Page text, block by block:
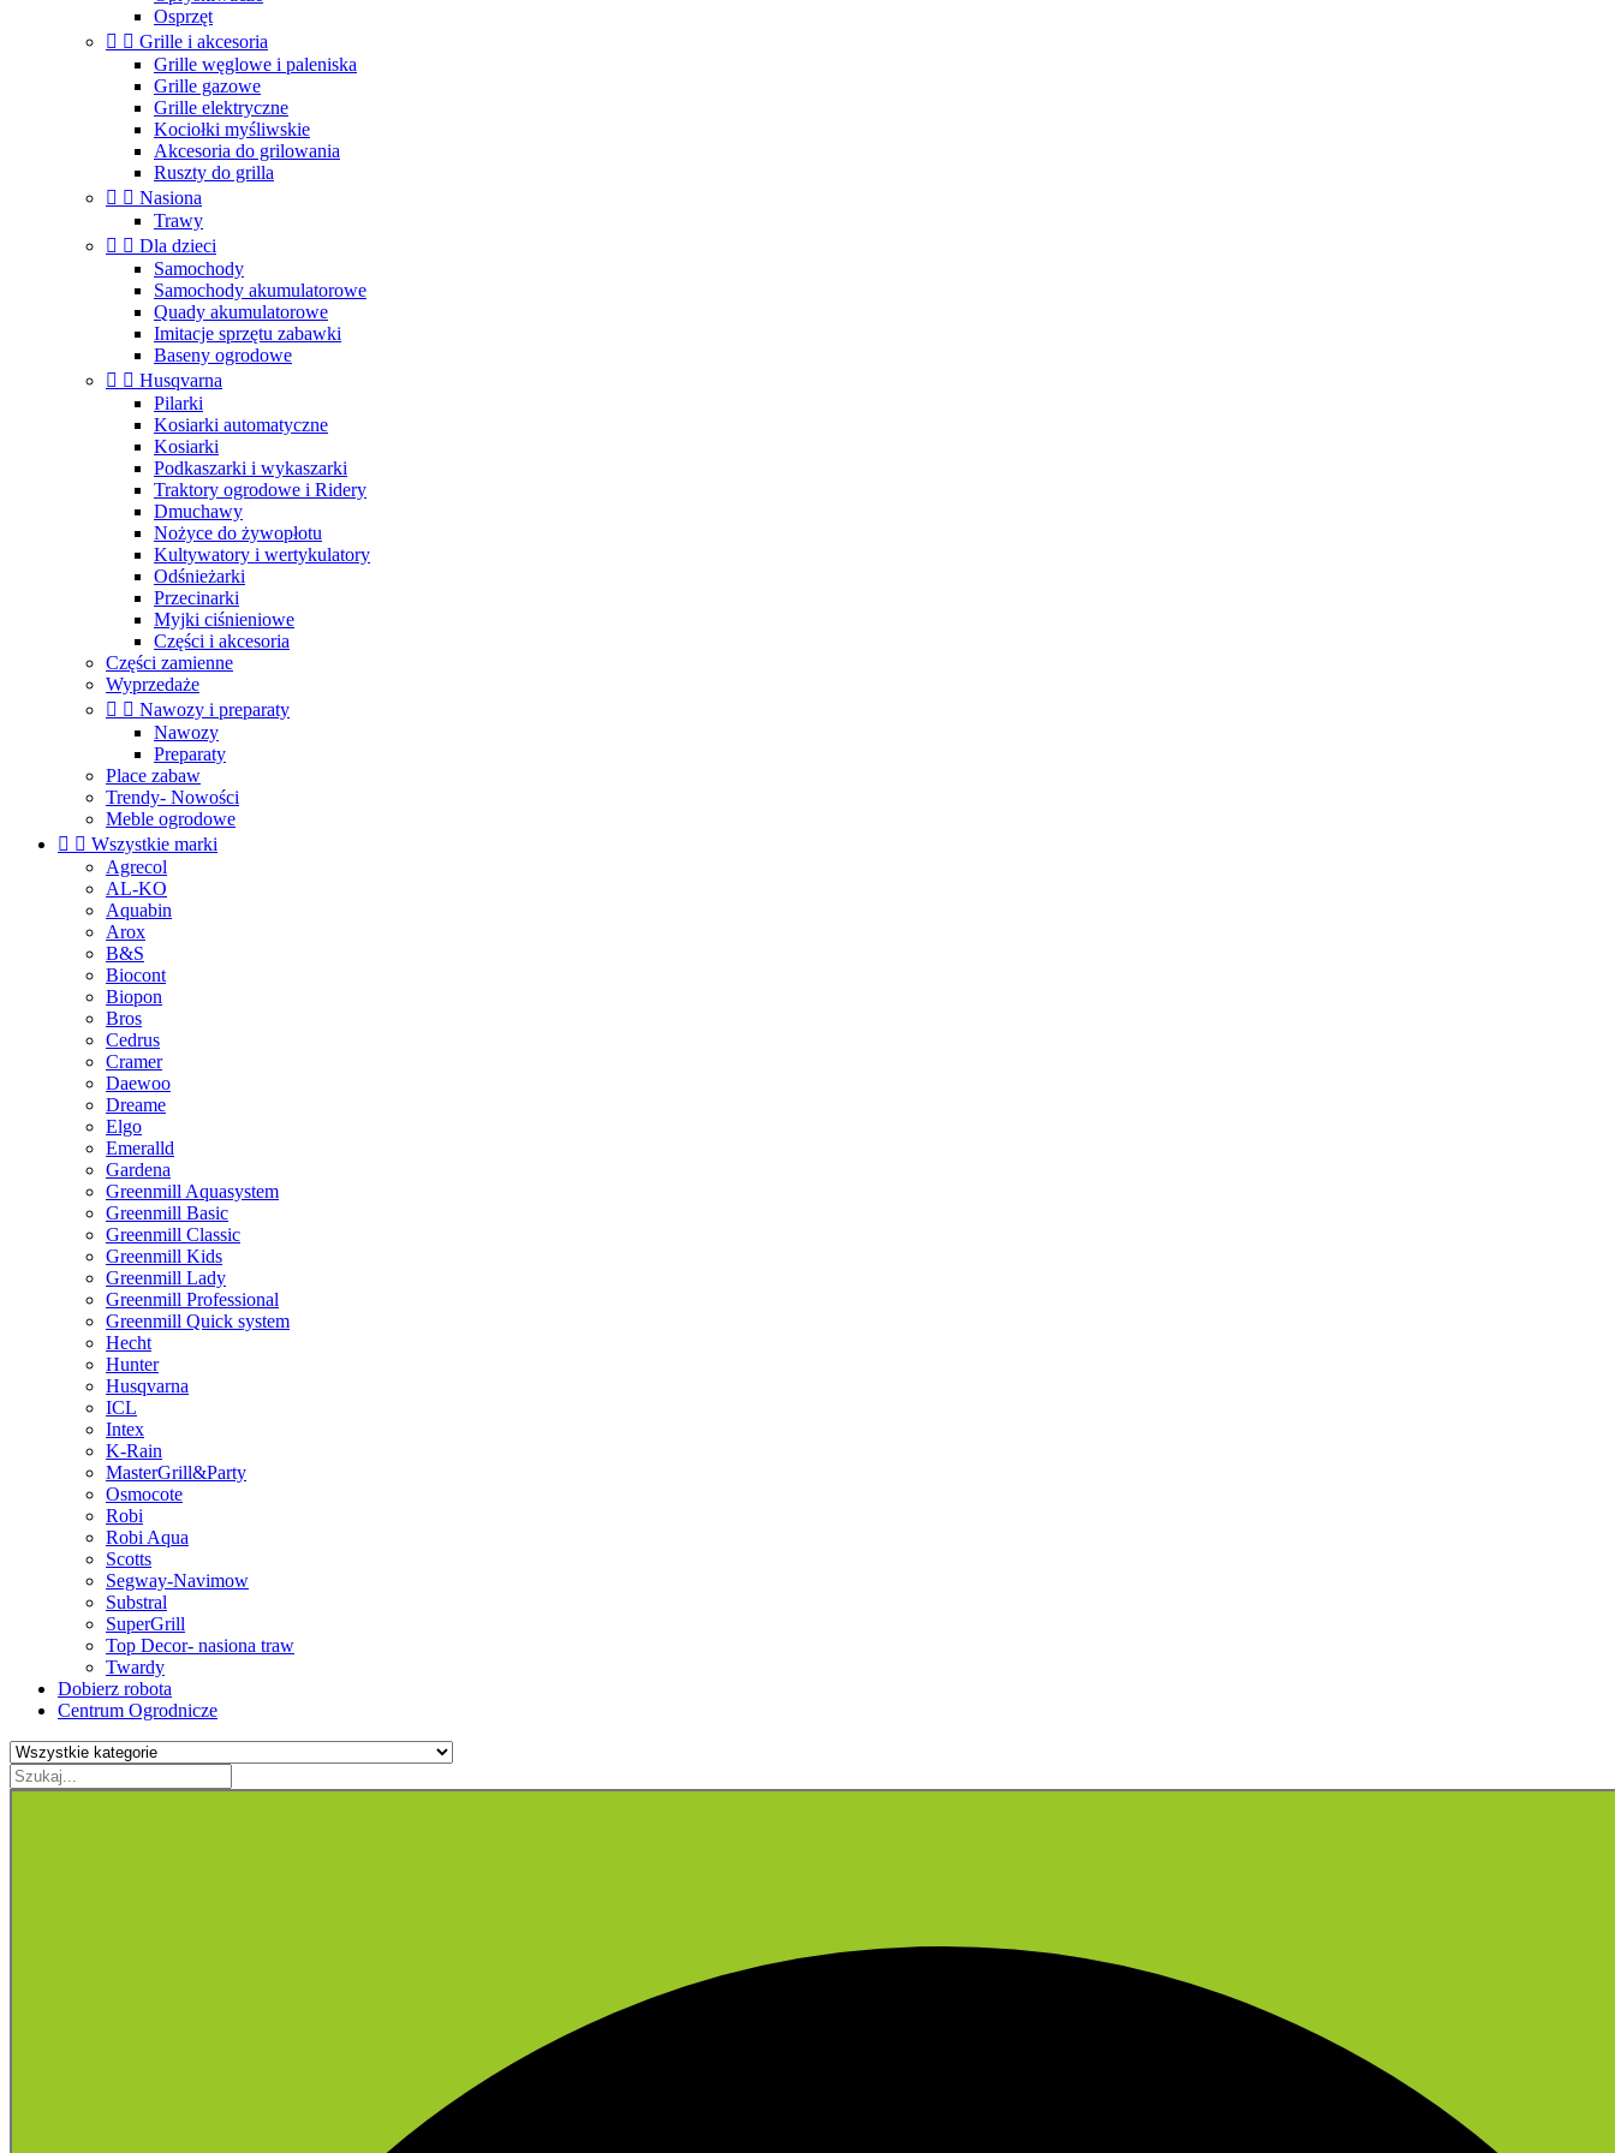
Osprzęt
  Grille i akcesoria
Grille węglowe i paleniska
Grille gazowe
Grille elektryczne
Kociołki myśliwskie
Akcesoria do grilowania
Ruszty do grilla
  Nasiona
Trawy
  Dla dzieci
Samochody
Samochody akumulatorowe
Quady akumulatorowe
Imitacje sprzętu zabawki
Baseny ogrodowe
  Husqvarna
Pilarki
Kosiarki automatyczne
Kosiarki
Podkaszarki i wykaszarki
Traktory ogrodowe i Ridery
Dmuchawy
Nożyce do żywopłotu
Kultywatory i wertykulatory
Odśnieżarki
Przecinarki
Myjki ciśnieniowe
Części i akcesoria
Części zamienne
Wyprzedaże
  Nawozy i preparaty
Nawozy
Preparaty
Place zabaw
Trendy- Nowości
Meble ogrodowe
  Wszystkie marki
Agrecol
AL-KO
Aquabin
Arox
B&S
Biocont
Biopon
Bros
Cedrus
Cramer
Daewoo
Dreame
Elgo
Emeralld
Gardena
Greenmill Aquasystem
Greenmill Basic
Greenmill Classic
Greenmill Kids
Greenmill Lady
Greenmill Professional
Greenmill Quick system
Hecht
Hunter
Husqvarna
ICL
Intex
K-Rain
MasterGrill&Party
Osmocote
Robi
Robi Aqua
Scotts
Segway-Navimow
Substral
SuperGrill
Top Decor- nasiona traw
Twardy
Dobierz robota
Centrum Ogrodnicze